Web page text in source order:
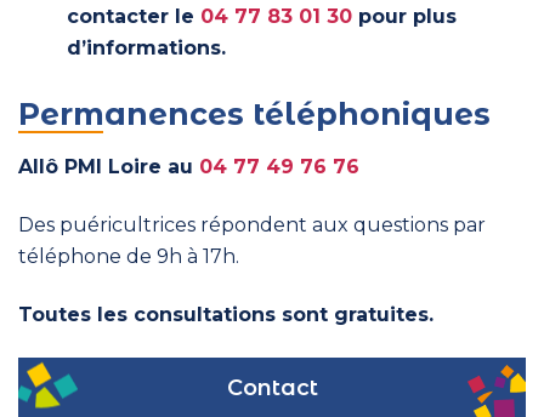
contacter le 04 77 83 01 30 pour plus
d’informations.
Permanences téléphoniques
Allô PMI Loire au 04 77 49 76 76
Des puéricultrices répondent aux questions par
téléphone de 9h à 17h.
Toutes les consultations sont gratuites.
Contact